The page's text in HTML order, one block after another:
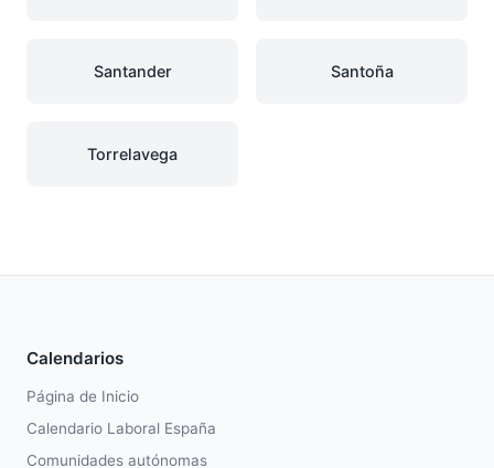
Santander Santoña
Torrelavega
Calendarios
Página de Inicio
Calendario Laboral España
Comunidades autónomas